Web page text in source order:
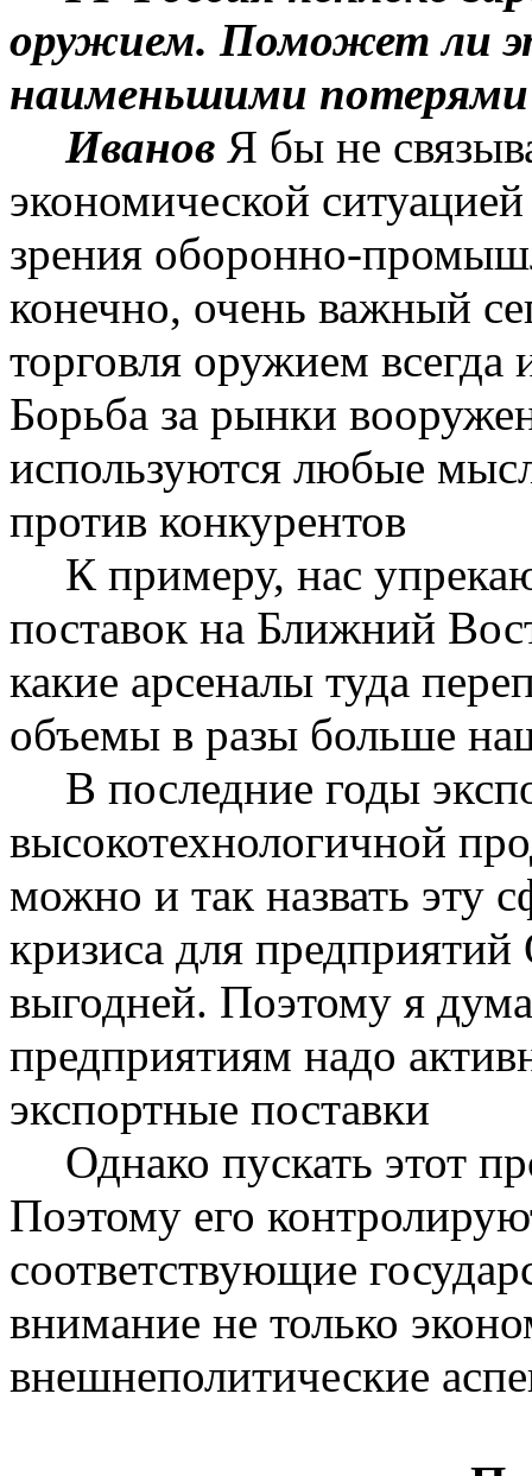
оружием. Поможет ли
наименьшими потерями
Иванов Я бы не
экономической
зрения оборонно-
конечно, очень важный
торговля оружием всегда
Борьба за рынки
используются любые
против конкурентов
К примеру, нас
поставок на Ближний
какие арсеналы туда
объемы в разы больше
В последние годы
высокотехнологичной
можно и так назвать эту
кризиса для
выгодней. Поэтому я
предприятиям надо
экспортные поставки
Однако пускать этот
Поэтому его
соответствующие
внимание не только
внешнеполитические